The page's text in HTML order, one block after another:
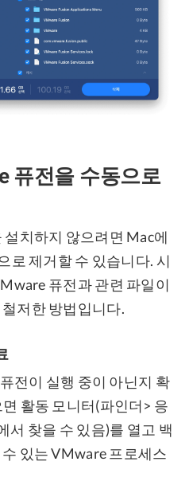
퓨전을 수동으로
치하지 않으려면 Mac에
로 제거할 수 있습니다. 시
퓨전과 관련 파일이
저한 방법입니다.
전이 실행 중이 아닌지 확
활동 모니터(파인더> 응
서 찾을 수 있음)를 열고 백
있는 VMware 프로세스